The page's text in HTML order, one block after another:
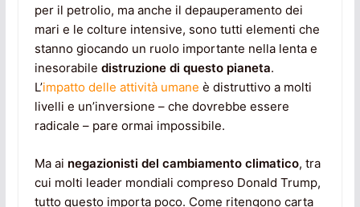
per il petrolio, ma anche il depauperamento dei
mari e le colture intensive, sono tutti elementi che
stanno giocando un ruolo importante nella lenta e
inesorabile distruzione di questo pianeta.
L’impatto delle attività umane è distruttivo a molti
livelli e un’inversione – che dovrebbe essere
radicale – pare ormai impossibile.
Ma ai negazionisti del cambiamento climatico, tra
cui molti leader mondiali compreso Donald Trump,
tutto questo importa poco. Come ritengono carta